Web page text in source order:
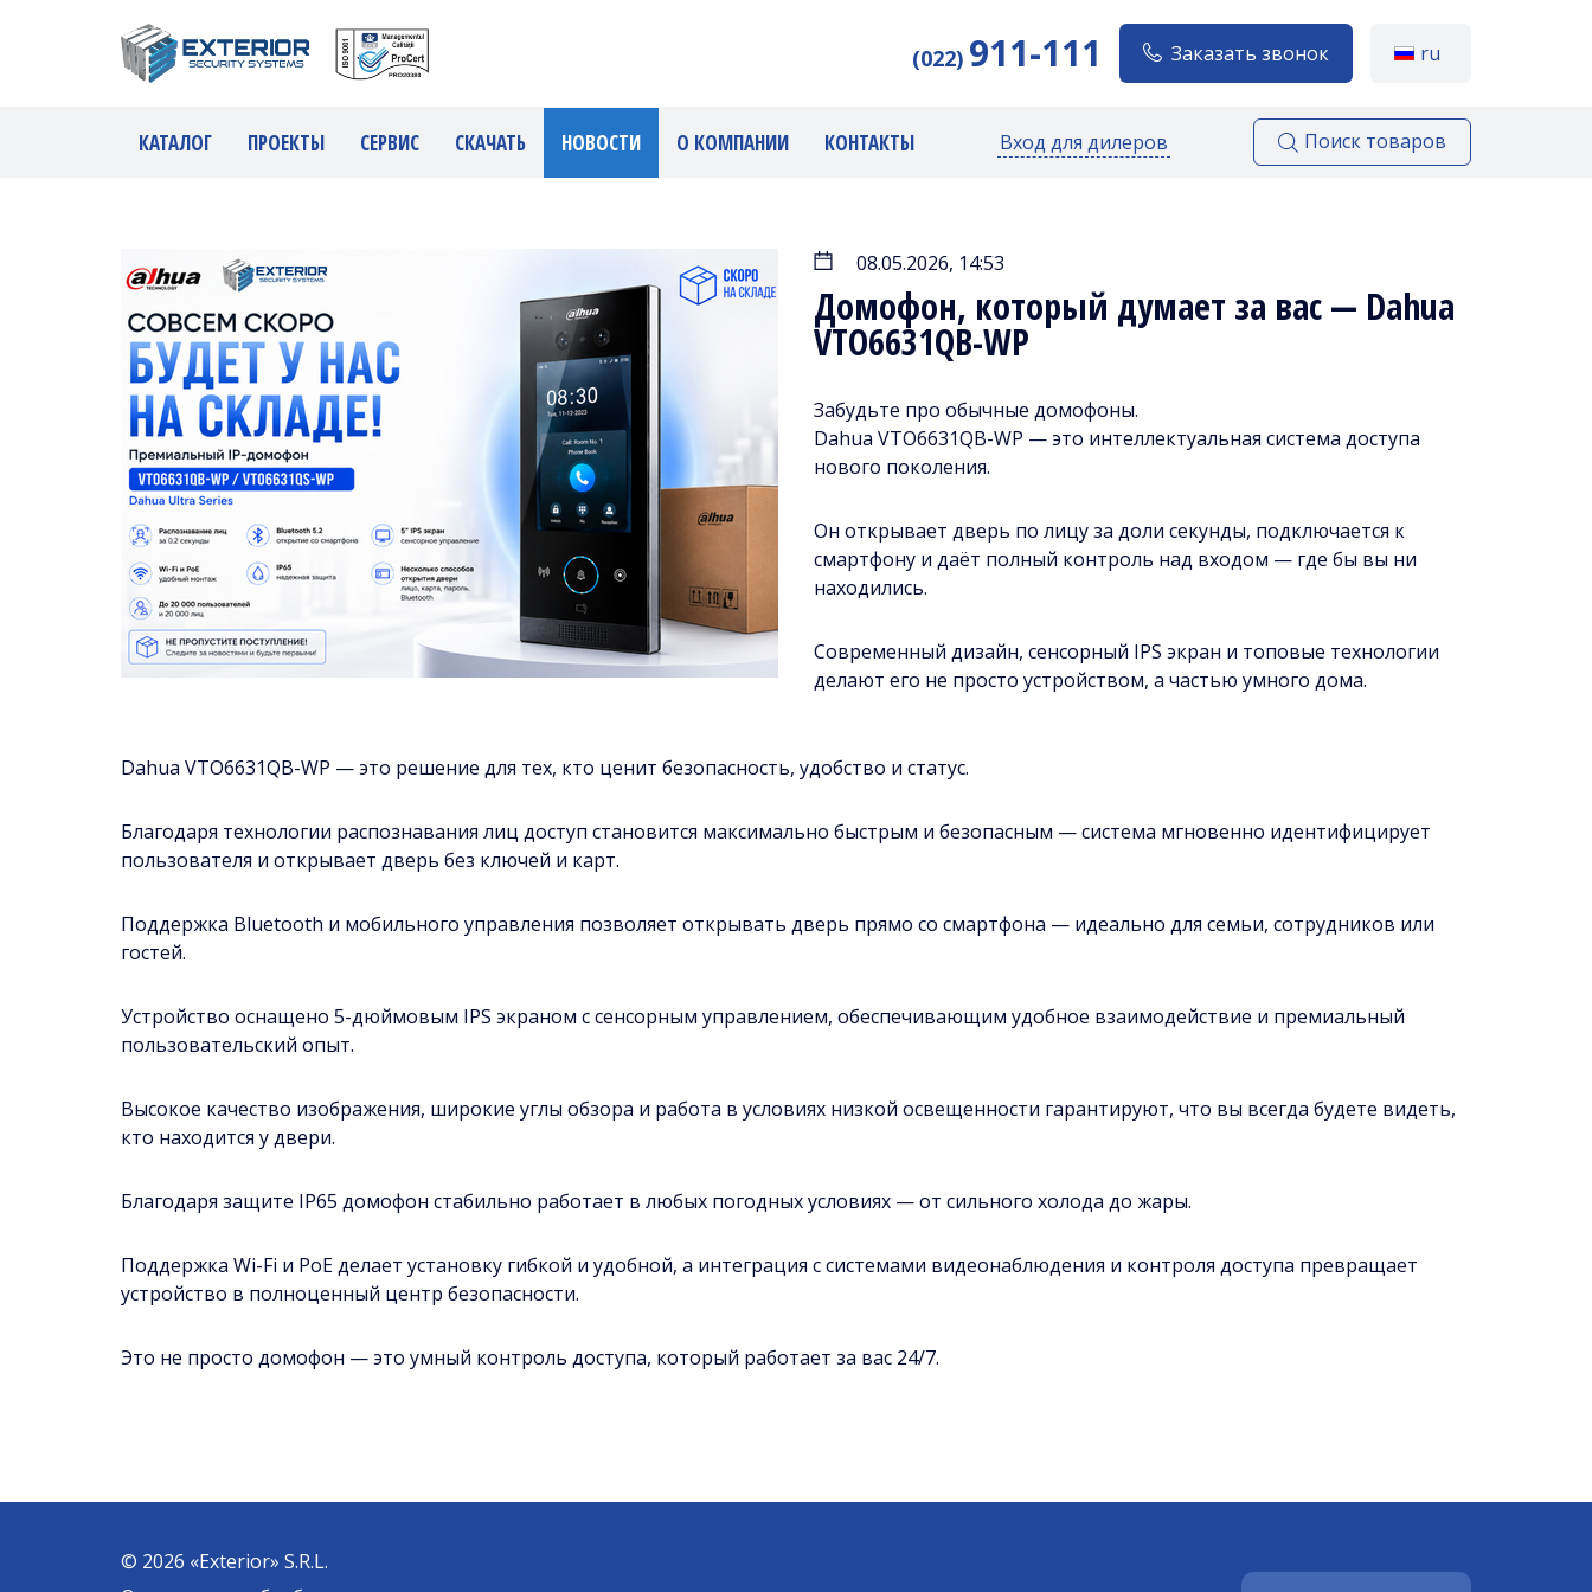
(022) 911-111 Заказать звонок ru
КАТАЛОГ ПРОЕКТЫ СЕРВИС СКАЧАТЬ НОВОСТИ О КОМПАНИИ КОНТАКТЫ Вход для дилеров Поиск товаров
08.05.2026, 14:53
Домофон, который думает за вас — Dahua
VTO6631QB-WP
Забудьте про обычные домофоны.
Dahua VTO6631QB-WP — это интеллектуальная система доступа
нового поколения.
Он открывает дверь по лицу за доли секунды, подключается к
смартфону и даёт полный контроль над входом — где бы вы ни
находились.
Современный дизайн, сенсорный IPS экран и топовые технологии
делают его не просто устройством, а частью умного дома.
Dahua VTO6631QB-WP — это решение для тех, кто ценит безопасность, удобство и статус.
Благодаря технологии распознавания лиц доступ становится максимально быстрым и безопасным — система мгновенно идентифицирует
пользователя и открывает дверь без ключей и карт.
Поддержка Bluetooth и мобильного управления позволяет открывать дверь прямо со смартфона — идеально для семьи, сотрудников или
гостей.
Устройство оснащено 5-дюймовым IPS экраном с сенсорным управлением, обеспечивающим удобное взаимодействие и премиальный
пользовательский опыт.
Высокое качество изображения, широкие углы обзора и работа в условиях низкой освещенности гарантируют, что вы всегда будете видеть,
кто находится у двери.
Благодаря защите IP65 домофон стабильно работает в любых погодных условиях — от сильного холода до жары.
Поддержка Wi-Fi и PoE делает установку гибкой и удобной, а интеграция с системами видеонаблюдения и контроля доступа превращает
устройство в полноценный центр безопасности.
Это не просто домофон — это умный контроль доступа, который работает за вас 24/7.
© 2026 «Exterior» S.R.L.